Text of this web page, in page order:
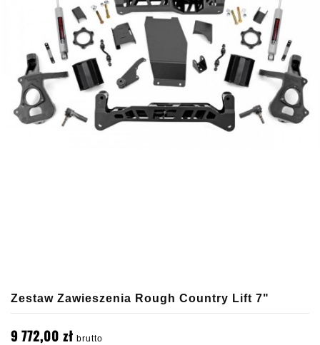
Zestaw Zawieszenia Rough Country Lift 7"
9 772,00 zł brutto